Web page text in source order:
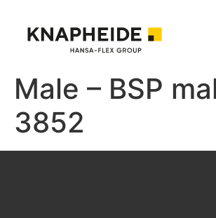
Male – BSP
3852